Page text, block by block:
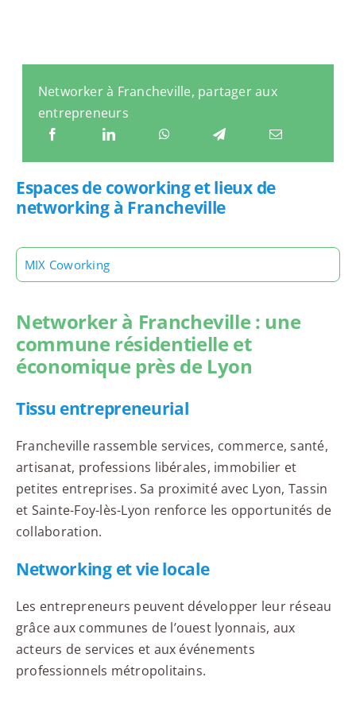
Networker à Francheville, partager aux
entrepreneurs
Espaces de coworking et lieux de
networking à Francheville
MIX Coworking
Networker à Francheville : une
commune résidentielle et
économique près de Lyon
Tissu entrepreneurial
Francheville rassemble services, commerce, santé,
artisanat, professions libérales, immobilier et
petites entreprises. Sa proximité avec Lyon, Tassin
et Sainte-Foy-lès-Lyon renforce les opportunités de
collaboration.
Networking et vie locale
Les entrepreneurs peuvent développer leur réseau
grâce aux communes de l’ouest lyonnais, aux
acteurs de services et aux événements
professionnels métropolitains.